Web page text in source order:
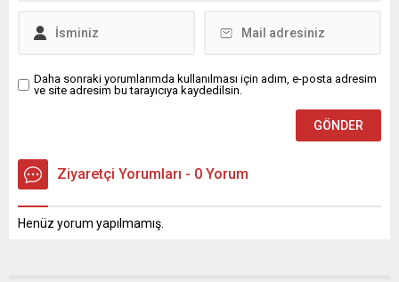
Daha sonraki yorumlarımda kullanılması için adım, e-posta adresim
ve site adresim bu tarayıcıya kaydedilsin.
Ziyaretçi Yorumları - 0 Yorum
Henüz yorum yapılmamış.